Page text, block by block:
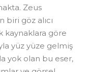
Zeus
biri göz alıcı
kaynaklara göre
yüz yüze gelmiş
yok olan bu eser,